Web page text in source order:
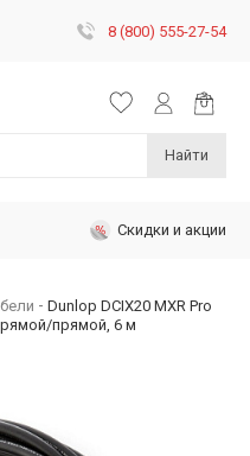
8 (800) 555-27-54
Найти
Скидки и акции
Dunlop DCIX20 MXR Pro
прямой, 6 м